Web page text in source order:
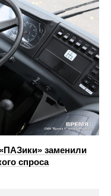
заменили
спроса